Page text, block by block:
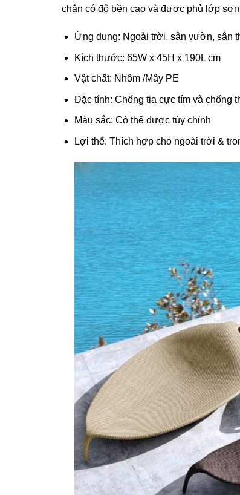
chắn có độ bền cao và được phủ lớp
Ứng dụng: Ngoài trời, sân vườn, sân
Kích thước: 65W x 45H x 190L cm
Vật chất: Nhôm /Mây PE
Đặc tính: Chống tia cực tím và chống
Màu sắc: Có thể được tùy chỉnh
Lợi thế: Thích hợp cho ngoài trời &